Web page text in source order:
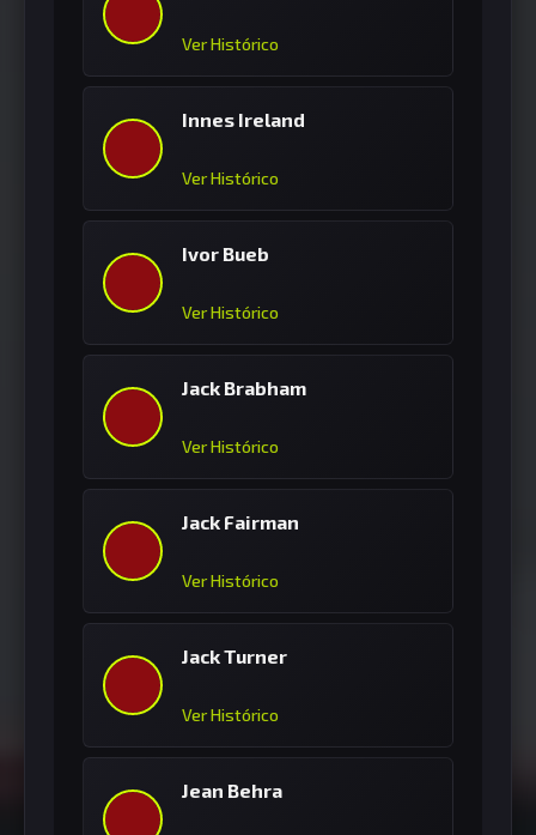
Ver Histórico
Innes Ireland
Ver Histórico
Ivor Bueb
Ver Histórico
Jack Brabham
Ver Histórico
Jack Fairman
Ver Histórico
Jack Turner
Ver Histórico
Jean Behra